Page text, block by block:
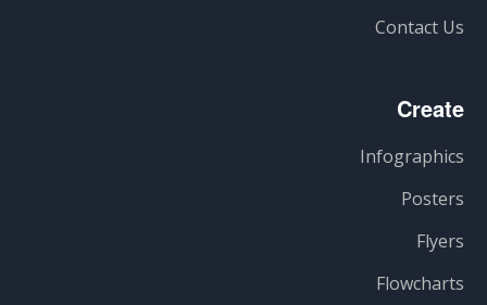
Contact Us
Create
Infographics
Posters
Flyers
Flowcharts